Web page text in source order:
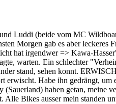
Luddi (beide vom MC
Morgen gab es aber
hat irgendwer => Kawa-
warten. Ein schlechter
stand, sehen konnt.
erwischt. Habe ihn gedrängt,
haben getan, meine
Alle Bikes ausser mein